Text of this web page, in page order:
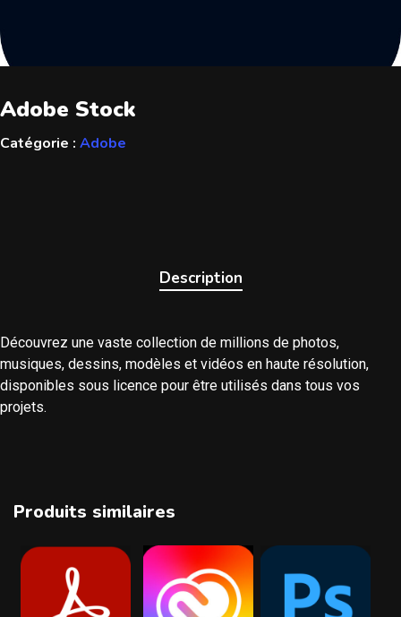
Adobe Stock
Catégorie : Adobe
Description
Découvrez une vaste collection de millions de photos,
musiques, dessins, modèles et vidéos en haute résolution,
disponibles sous licence pour être utilisés dans tous vos
projets.
Produits similaires